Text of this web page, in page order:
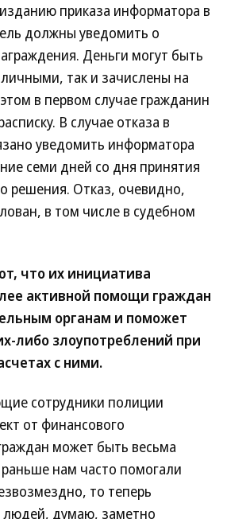
приказа информатора в
должны уведомить о
Деньги могут быть
так и зачислены на
в первом случае гражданин
В случае отказа в
уведомить информатора
семи дней со дня принятия
решения. Отказ, очевидно,
в том числе в судебном
что их инициатива
активной помощи граждан
органам и поможет
либо злоупотреблений при
с ними.
сотрудники полиции
от финансового
может быть весьма
нам часто помогали
то теперь
людей, думаю, заметно